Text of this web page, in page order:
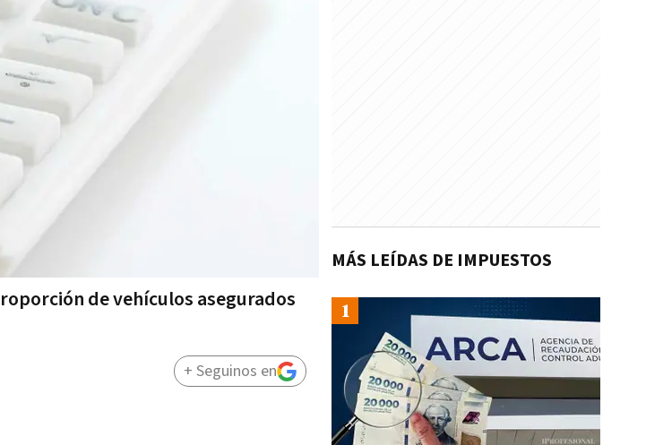
de vehículos asegurados
+ Seguinos en
MÁS LEÍDAS DE IMPUESTOS